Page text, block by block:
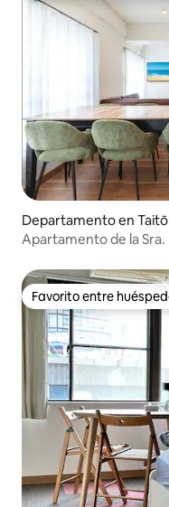
Departamento en Taitō
Apartamento de la
Favorito entre
Favorito entre